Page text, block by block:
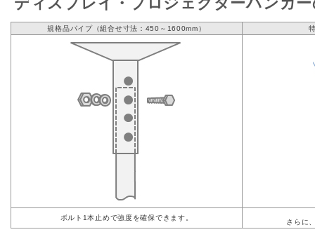
規格品パイプ（組合せ寸法：450～1600mm）
ボルト1本止めで強度を確保できます。
さらに